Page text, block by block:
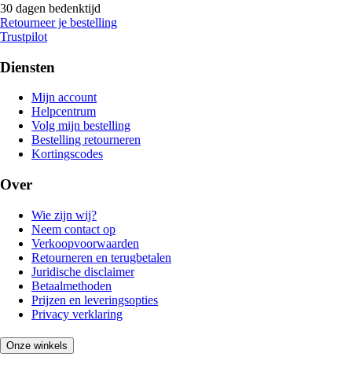
30 dagen bedenktijd
Retourneer je bestelling
Trustpilot
Diensten
Mijn account
Helpcentrum
Volg mijn bestelling
Bestelling retourneren
Kortingscodes
Over
Wie zijn wij?
Neem contact op
Verkoopvoorwaarden
Retourneren en terugbetalen
Juridische disclaimer
Betaalmethoden
Prijzen en leveringsopties
Privacy verklaring
Onze winkels